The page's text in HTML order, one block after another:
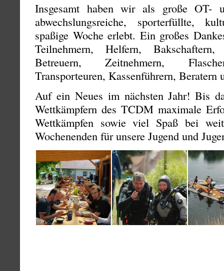
Insgesamt haben wir als große OT-
abwechslungsreiche, sporterfüllte,
spaßige Woche erlebt. Ein großes
Teilnehmern, Helfern,
Betreuern, Zeitnehmern,
Transporteuren, Kassenführern, Beratern
Auf ein Neues im nächsten Jahr! Bis
Wettkämpfern des TCDM maximale
Wettkämpfen sowie viel Spaß bei
Wochenenden für unsere Jugend und